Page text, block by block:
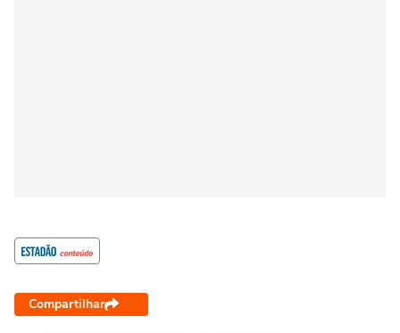
Compartilhar